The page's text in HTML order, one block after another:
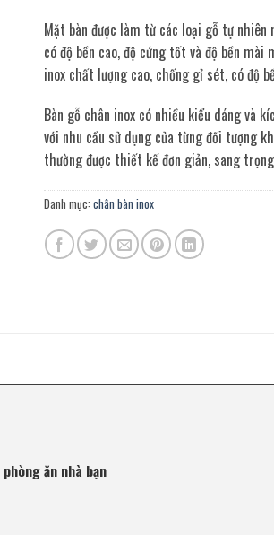
Mặt bàn được làm từ các loại gỗ tự nhiên
có độ bền cao, độ cứng tốt và độ bền mài
inox chất lượng cao, chống gỉ sét, có độ
Bàn gỗ chân inox có nhiều kiểu dáng và
với nhu cầu sử dụng của từng đối tượng
thường được thiết kế đơn giản, sang
Danh mục: chân bàn inox
ăn nhà bạn